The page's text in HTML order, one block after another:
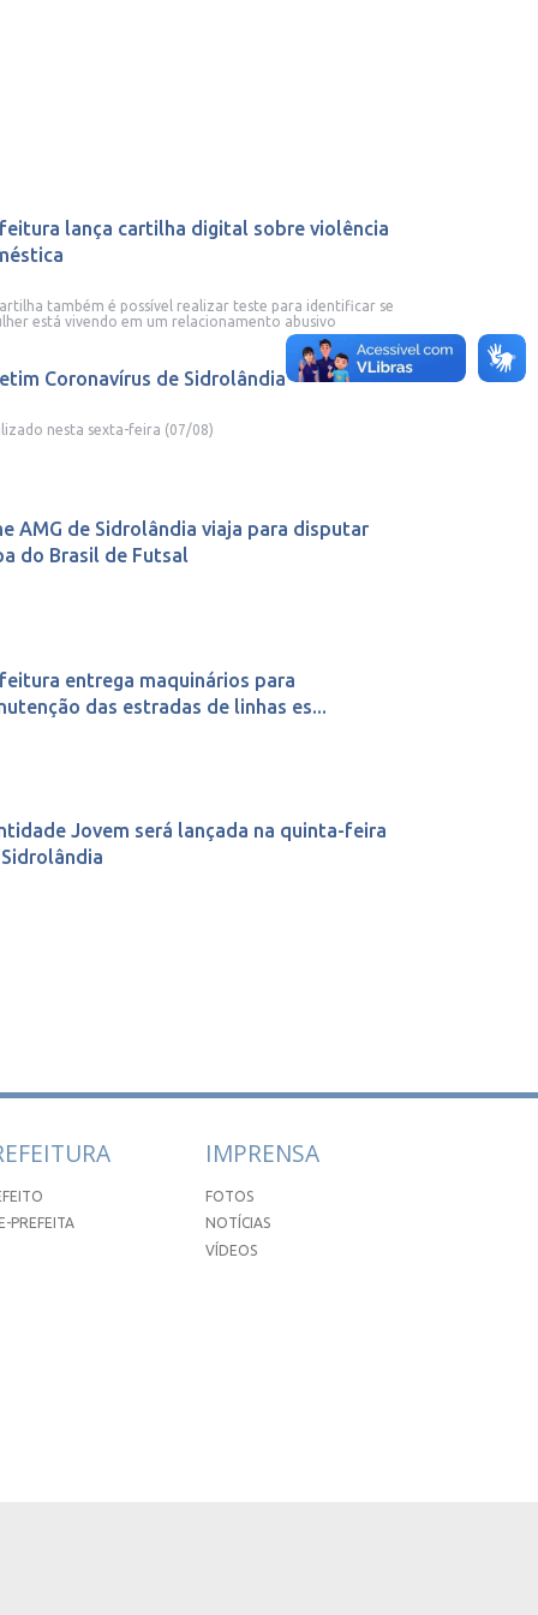
lança cartilha digital sobre violência
também é possível realizar teste para identificar se
está vivendo em um relacionamento abusivo
Coronavírus de Sidrolândia
nesta sexta-feira (07/08)
AMG de Sidrolândia viaja para disputar
do Brasil de Futsal
entrega maquinários para
das estradas de linhas es...
Jovem será lançada na quinta-feira
PREFEITA
IMPRENSA
FOTOS
NOTÍCIAS
VÍDEOS